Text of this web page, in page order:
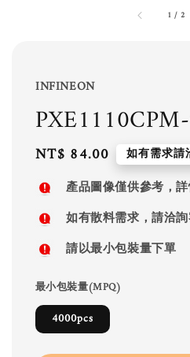
1 / 2
INFINEON
Regular
price
NT$ 84.00 如有需求請
產品圖像僅供參考，
如有散料需求，請洽
請以最小包裝量下單
最小包裝量(MPQ)
4000pcs